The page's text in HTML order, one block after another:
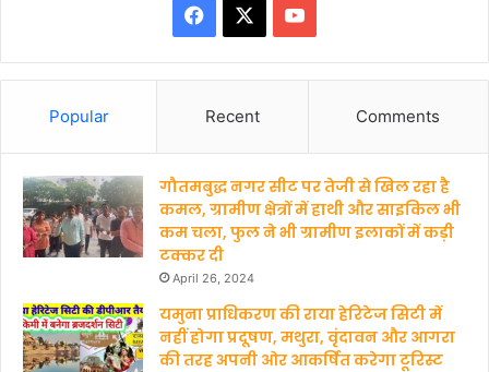
Facebook YouTube
Popular Recent Comments
गौतमबुद्ध नगर सीट पर तेजी से खिल रहा है
कमल, ग्रामीण क्षेत्रों में हाथी और साइकिल भी
कम चला, फुल ने भी ग्रामीण इलाकों में कड़ी
टक्कर दी
April 26, 2024
यमुना प्राधिकरण की राया हेरिटेज सिटी में
नहीं होगा प्रदूषण, मथुरा, वृंदावन और आगरा
की तरह अपनी ओर आकर्षित करेगा टूरिस्ट